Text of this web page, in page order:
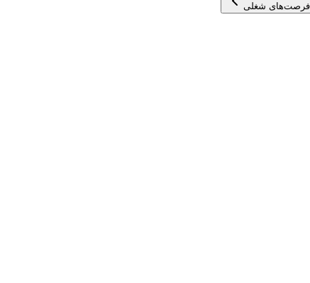
فرصت‌های شغلی